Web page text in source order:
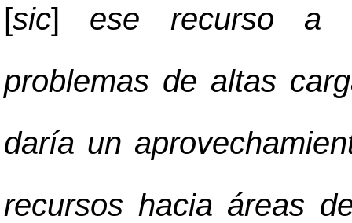
[sic] ese recurso a
problemas de altas
daría un
recursos hacia áreas